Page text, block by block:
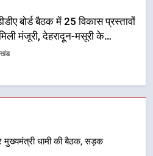
धामी के प्रयासों से बनबसा रेलवे
पर अछनेरा-टनकपुर एक्सप्रेस का
हुआ स्वीकृत
धामी की बैठक, सड़क